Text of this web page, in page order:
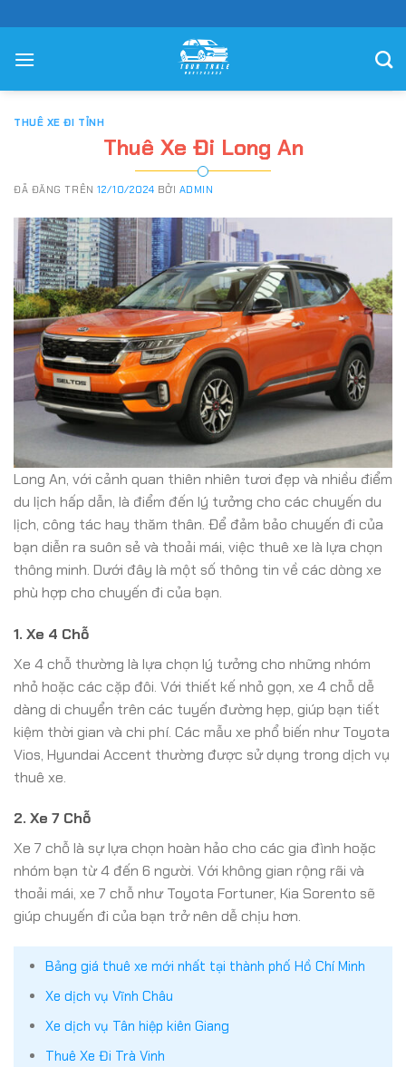
đến
nội
THUÊ XE ĐI TỈNH
Thuê Xe Đi Long An
ĐÃ ĐĂNG TRÊN12/10/2024 BỞI ADMIN
Long An, với cảnh quan thiên nhiên tươi đẹp và nhiều điểm
du lịch hấp dẫn, là điểm đến lý tưởng cho các chuyến du
lịch, công tác hay thăm thân. Để đảm bảo chuyến đi của
bạn diễn ra suôn sẻ và thoải mái, việc thuê xe là lựa chọn
thông minh. Dưới đây là một số thông tin về các dòng xe
phù hợp cho chuyến đi của bạn.
1. Xe 4 Chỗ
Xe 4 chỗ thường là lựa chọn lý tưởng cho những nhóm
nhỏ hoặc các cặp đôi. Với thiết kế nhỏ gọn, xe 4 chỗ dễ
dàng di chuyển trên các tuyến đường hẹp, giúp bạn tiết
kiệm thời gian và chi phí. Các mẫu xe phổ biến như Toyota
Vios, Hyundai Accent thường được sử dụng trong dịch vụ
thuê xe.
2. Xe 7 Chỗ
Xe 7 chỗ là sự lựa chọn hoàn hảo cho các gia đình hoặc
nhóm bạn từ 4 đến 6 người. Với không gian rộng rãi và
thoải mái, xe 7 chỗ như Toyota Fortuner, Kia Sorento sẽ
giúp chuyến đi của bạn trở nên dễ chịu hơn.
Bảng giá thuê xe mới nhất tại thành phố Hồ Chí Minh
Xe dịch vụ Vĩnh Châu
Xe dịch vụ Tân hiệp kiên Giang
Thuê Xe Đi Trà Vinh